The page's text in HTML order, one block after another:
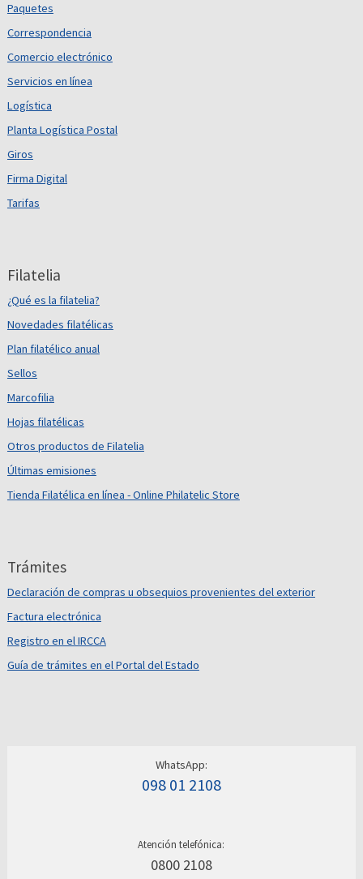
Paquetes
Correspondencia
Comercio electrónico
Servicios en línea
Logística
Planta Logística Postal
Giros
Firma Digital
Tarifas
Filatelia
¿Qué es la filatelia?
Novedades filatélicas
Plan filatélico anual
Sellos
Marcofilia
Hojas filatélicas
Otros productos de Filatelia
Últimas emisiones
Tienda Filatélica en línea - Online Philatelic Store
Trámites
Declaración de compras u obsequios provenientes del exterior
Factura electrónica
Registro en el IRCCA
Guía de trámites en el Portal del Estado
WhatsApp:
098 01 2108
Atención telefónica:
0800 2108